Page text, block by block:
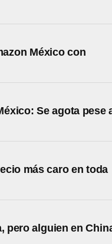
México con
Se agota pese
más caro en toda
pero alguien en